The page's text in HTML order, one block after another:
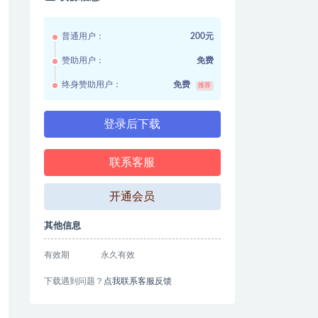
普通用户： 200元
赞助用户： 免费
终身赞助用户： 免费 推荐
登录后下载
联系客服
开通会员
其他信息
有效期 永久有效
下载遇到问题？ 点我联系客服反馈